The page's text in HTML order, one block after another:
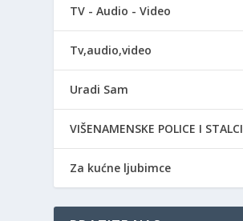
TV - Audio - Video
Tv,audio,video
Uradi Sam
VIŠENAMENSKE POLICE I STALCI
Za kućne ljubimce